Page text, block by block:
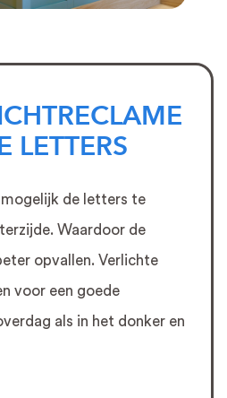
LETTERS
de letters te
Waardoor de
opvallen. Verlichte
voor een goede
als in het donker en